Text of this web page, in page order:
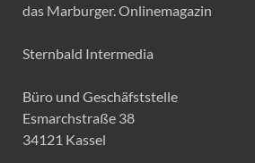
das Marburger. Onlinemagazin
Sternbald Intermedia
Büro und Geschäfststelle
Esmarchstraße 38
34121 Kassel